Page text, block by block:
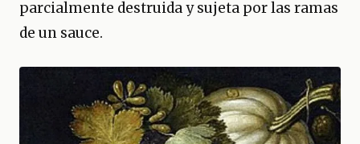
parcialmente destruida y sujeta por las ramas
de un sauce.